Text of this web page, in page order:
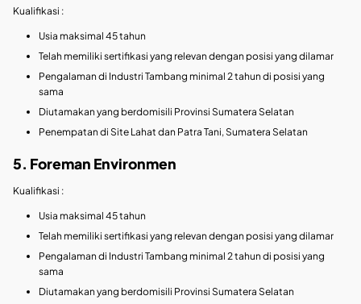
Kualifikasi :
Usia maksimal 45 tahun
Telah memiliki sertifikasi yang relevan dengan posisi yang dilamar
Pengalaman di Industri Tambang minimal 2 tahun di posisi yang
sama
Diutamakan yang berdomisili Provinsi Sumatera Selatan
Penempatan di Site Lahat dan Patra Tani, Sumatera Selatan
5. Foreman Environmen
Kualifikasi :
Usia maksimal 45 tahun
Telah memiliki sertifikasi yang relevan dengan posisi yang dilamar
Pengalaman di Industri Tambang minimal 2 tahun di posisi yang
sama
Diutamakan yang berdomisili Provinsi Sumatera Selatan